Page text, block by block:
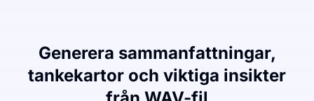
Generera sammanfattningar,
tankekartor och viktiga insikter